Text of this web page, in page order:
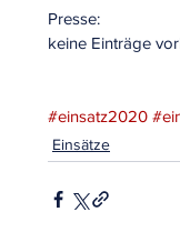
Presse:
keine Einträge
#einsatz2020
Einsätze